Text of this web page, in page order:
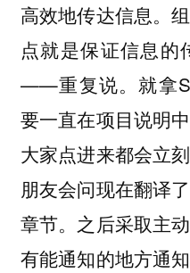
高效地传达信息。
点就是保证信息的
——重复说。就拿
要一直在项目说明
大家点进来都会立
朋友会问现在翻译
章节。之后采取主
有能通知的地方通